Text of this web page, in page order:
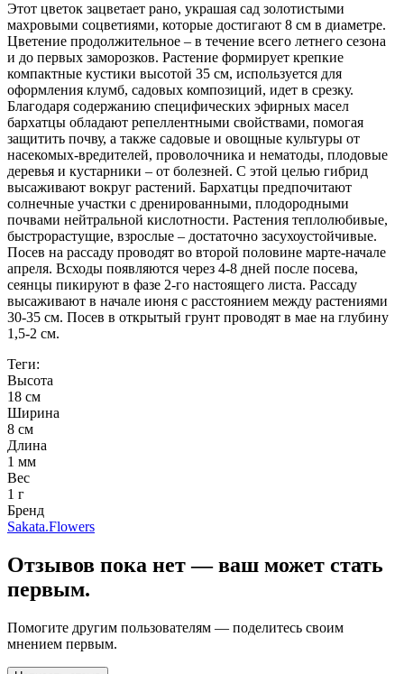
Этот цветок зацветает рано, украшая сад золотистыми
махровыми соцветиями, которые достигают 8 см в диаметре.
Цветение продолжительное – в течение всего летнего сезона
и до первых заморозков. Растение формирует крепкие
компактные кустики высотой 35 см, используется для
оформления клумб, садовых композиций, идет в срезку.
Благодаря содержанию специфических эфирных масел
бархатцы обладают репеллентными свойствами, помогая
защитить почву, а также садовые и овощные культуры от
насекомых-вредителей, проволочника и нематоды, плодовые
деревья и кустарники – от болезней. С этой целью гибрид
высаживают вокруг растений. Бархатцы предпочитают
солнечные участки с дренированными, плодородными
почвами нейтральной кислотности. Растения теплолюбивые,
быстрорастущие, взрослые – достаточно засухоустойчивые.
Посев на рассаду проводят во второй половине марте-начале
апреля. Всходы появляются через 4-8 дней после посева,
сеянцы пикируют в фазе 2-го настоящего листа. Рассаду
высаживают в начале июня с расстоянием между растениями
30-35 см. Посев в открытый грунт проводят в мае на глубину
1,5-2 см.
Теги:
Высота
18 см
Ширина
8 см
Длина
1 мм
Вес
1 г
Бренд
Sakata.Flowers
Отзывов пока нет — ваш может стать
первым.
Помогите другим пользователям — поделитесь своим
мнением первым.